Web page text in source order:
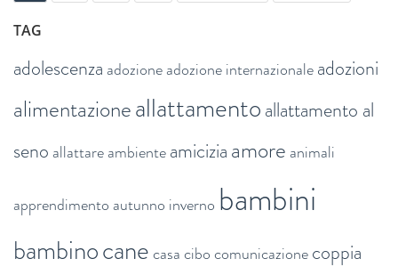
TAG
adolescenza adozioneadozione internazionaleadozioni
alimentazioneallattamentoallattamento al
seno allattareambienteamiciziaamore animali
apprendimento autunno inverno bambini
bambinocanecasacibocomunicazionecoppia